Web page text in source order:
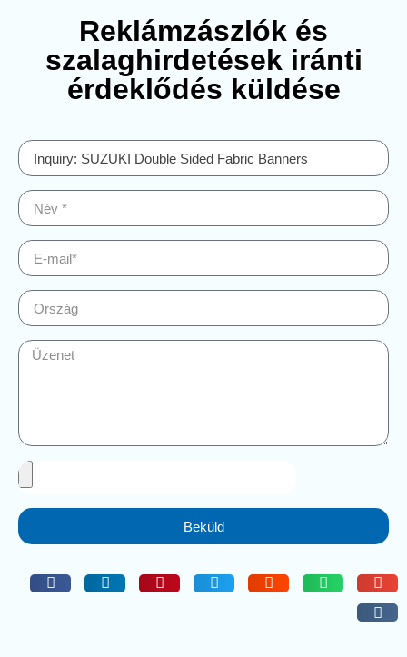
Reklámzászlók és
szalaghirdetések iránti
érdeklődés küldése
Beküld